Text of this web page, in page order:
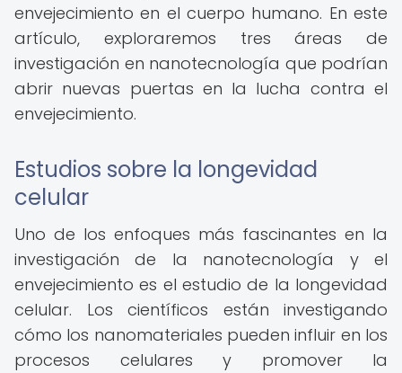
envejecimiento en el cuerpo humano. En este
artículo, exploraremos tres áreas de
investigación en nanotecnología que podrían
abrir nuevas puertas en la lucha contra el
envejecimiento.
Estudios sobre la longevidad
celular
Uno de los enfoques más fascinantes en la
investigación de la nanotecnología y el
envejecimiento es el estudio de la longevidad
celular. Los científicos están investigando
cómo los nanomateriales pueden influir en los
procesos celulares y promover la